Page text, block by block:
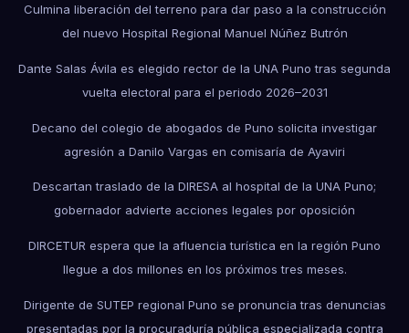
Culmina liberación del terreno para dar paso a la construcción
del nuevo Hospital Regional Manuel Núñez Butrón
Dante Salas Ávila es elegido rector de la UNA Puno tras segunda
vuelta electoral para el periodo 2026–2031
Decano del colegio de abogados de Puno solicita investigar
agresión a Danilo Vargas en comisaría de Ayaviri
Descartan traslado de la DIRESA al hospital de la UNA Puno;
gobernador advierte acciones legales por oposición
DIRCETUR espera que la afluencia turística en la región Puno
llegue a dos millones en los próximos tres meses.
Dirigente de SUTEP regional Puno se pronuncia tras denuncias
presentadas por la procuraduría pública especializada contra